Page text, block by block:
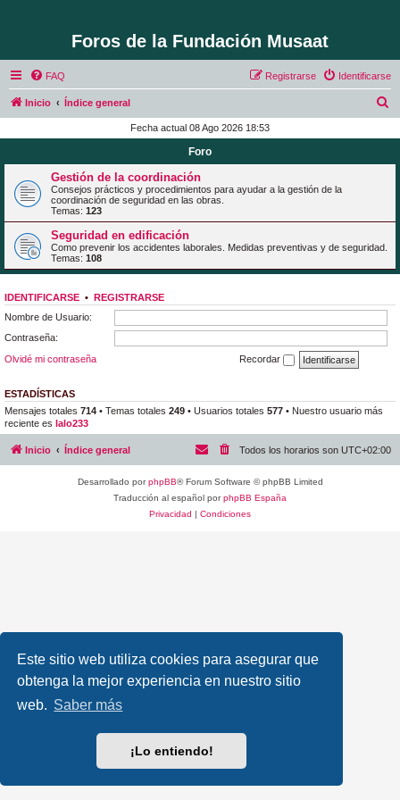
Este sitio web utiliza cookies para asegurar que
obtenga la mejor experiencia en nuestro sitio
web. Saber más
¡Lo entiendo!
Foros de la Fundación Musaat
FAQ Identificarse
Registrarse
Inicio Índice general
c
Fecha actual 08 Ago 2026 18:53
Foro
Gestión de la coordinación
Consejos prácticos y procedimientos para ayudar a la gestión de la
coordinación de seguridad en las obras.
Temas: 123
Seguridad en edificación
Como prevenir los accidentes laborales. Medidas preventivas y de seguridad.
Temas: 108
IDENTIFICARSE • REGISTRARSE
Nombre de Usuario:
Contraseña:
Olvidé mi contraseña
Recordar
ESTADÍSTICAS
Mensajes totales 714 • Temas totales 249 • Usuarios totales 577 • Nuestro usuario más
reciente es lalo233
Inicio Índice general Todos los horarios son UTC+02:00
Desarrollado porphpBB® Forum Software © phpBB Limited
Traducción al español porphpBB España
Privacidad | Condiciones